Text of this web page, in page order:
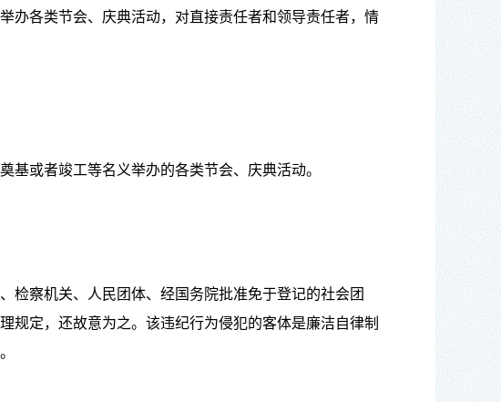
各类节会、庆典活动，对直接责任者和领导责任者，情
或者竣工等名义举办的各类节会、庆典活动。
察机关、人民团体、经国务院批准免于登记的社会团
规定，还故意为之。该违纪行为侵犯的客体是廉洁自律制